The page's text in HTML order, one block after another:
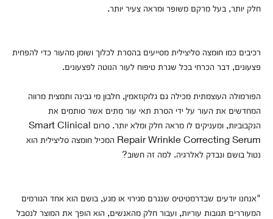
חלק יותר, בעל מרקם משופר ומראה צעיר יותר.
רכיבים כמו חומצה סליצילית מסייעים בהסרת לכלוך ושומן מהעור כדי להפחית
פצעונים, דבר הכרחי בכל שגרת טיפוח לעור הנוטה לפצעונים.
הפורמולה העוצמתית מכילה גם גלוקוזאמין, חלבון מי גבינה ותמצית מרווה
המחדשים את העור על ידי הסרת תאי עור מתים אשר סותמים את
הנקבוביות, ומעניקים לו מראה חלק ומלא יותר. סרום Smart Clinical
Repair Wrinkle Correcting Serum המכיל חומצה סליצילית הוא
נטול בושם ונבדק לאלרגיה. למה זה חשוב?
"אנחנו יודעים שבדרמטיטיס שנגרם מגירוי או מגע, בושם הוא אחד הגורמים
המעוררים תגובות עוריות, ועבור חלק מהאנשים, הוא הופך את המוצר לנסבל